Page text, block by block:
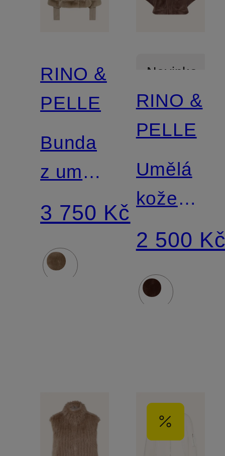
RINO &
PELLE
Bunda
z umělé
kožešiny
v
kombinaci
3 750 Kč
Novinka
RINO &
PELLE
Umělá
cape
DEWI
2 500